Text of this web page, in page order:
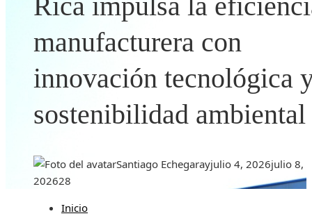
manufacturera con
innovación tecnológica
sostenibilidad ambiental
Santiago Echegarayjulio 4, 2026julio 8,
202628
Inicio